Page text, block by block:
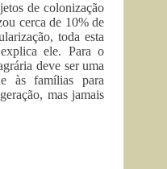
de colonização
cerca de 10% de
toda esta
ele. Para o
deve ser uma
às famílias para
mas jamais